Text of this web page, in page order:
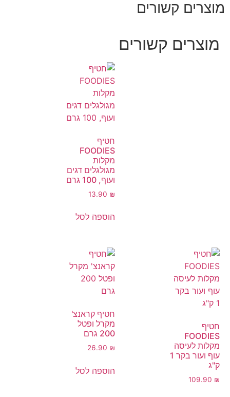
מוצרים קשורים
מוצרים קשורים
חטיף
FOODIES
מקלות
מגולגלים דגים
ועוף, 100 גרם
13.90 ₪
הוספה לסל
חטיף
FOODIES
מקלות לעיסה
עוף ועור בקר 1
ק"ג
109.90 ₪
חטיף קראנצ'
מקרל ופטל
200 גרם
26.90 ₪
הוספה לסל